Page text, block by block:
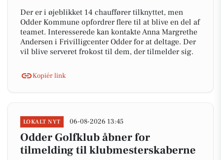
Der er i øjeblikket 14 chauffører tilknyttet, men
Odder Kommune opfordrer flere til at blive en del af
teamet. Interesserede kan kontakte Anna Margrethe
Andersen i Frivilligcenter Odder for at deltage. Der
vil blive serveret frokost til dem, der tilmelder sig.
Kopiér link
LOKALT NYT 06-08-2026 13:45
Odder Golfklub åbner for
tilmelding til klubmesterskaberne